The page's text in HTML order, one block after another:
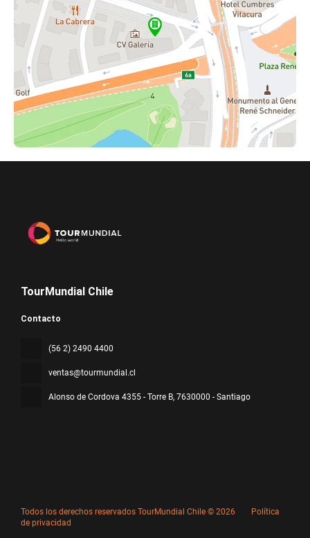
TourMundial Chile
Contacto
(56 2) 2490 4400
ventas@tourmundial.cl
Alonso de Cordova 4355 - Torre B, 7630000 - Santiago
Todos los derechos reservados TourMundial Chile © 2026
Política
de privacidad